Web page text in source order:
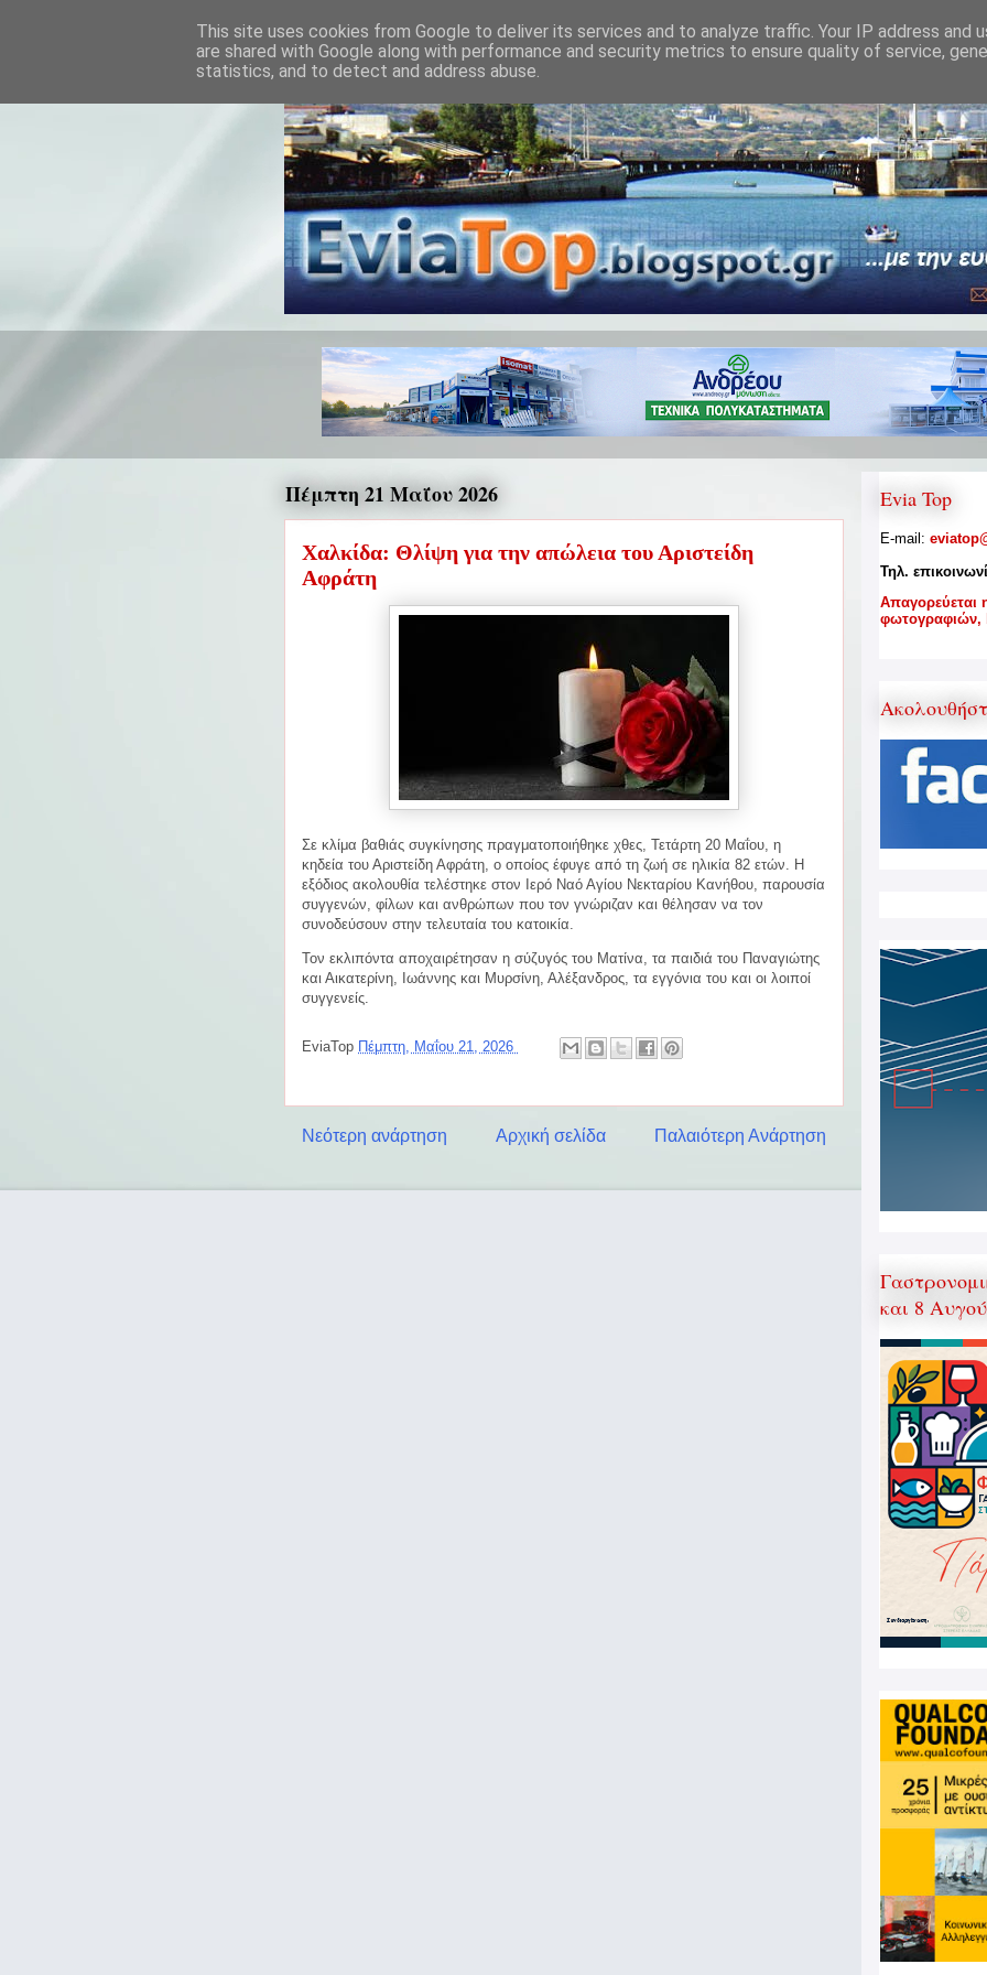
Πέμπτη 21 Μαΐου 2026
Χαλκίδα: Θλίψη για την απώλεια του Αριστείδη
Αφράτη
Σε κλίμα βαθιάς συγκίνησης πραγματοποιήθηκε χθες, Τετάρτη 20 Μαΐου, η
κηδεία του Αριστείδη Αφράτη, ο οποίος έφυγε από τη ζωή σε ηλικία 82 ετών. Η
εξόδιος ακολουθία τελέστηκε στον Ιερό Ναό Αγίου Νεκταρίου Κανήθου, παρουσία
συγγενών, φίλων και ανθρώπων που τον γνώριζαν και θέλησαν να τον
συνοδεύσουν στην τελευταία του κατοικία.
Τον εκλιπόντα αποχαιρέτησαν η σύζυγός του Ματίνα, τα παιδιά του Παναγιώτης
και Αικατερίνη, Ιωάννης και Μυρσίνη, Αλέξανδρος, τα εγγόνια του και οι λοιποί
συγγενείς.
EviaTop Πέμπτη, Μαΐου 21, 2026
Νεότερη ανάρτηση Παλαιότερη Ανάρτηση
Αρχική σελίδα
Evia Top
E-mail:
Τηλ.
Aπαγορεύεται
φωτογραφιών,
και 8
This site uses cookies from Google to deliver its services and to analyze traffic. Your IP address and
are shared with Google along with performance and security metrics to ensure quality of service,
statistics, and to detect and address abuse.